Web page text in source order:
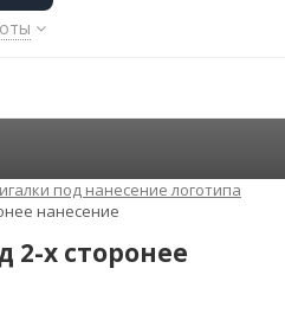
под нанесение логотипа
нанесение
2-х сторонее